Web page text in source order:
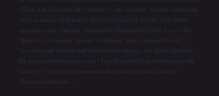
“Türk Edebiyatında İlk Mistikler” adlı eseridir. Tarihte bilinen ilk
Türk mutasavvıfı kimdir? Tarihte bilinen ilk büyük Türk Sufisi
unvanını taşır. Tam adı: Ahmed bin İbrahim bin İlyas Yesevi’dir.
“Hazret-i Türkistan” olarak da bilinen “Hace Ahmed Yesevi”,
Yesevizm adı verilen Sufi hareketinin mimarı, bir İslam alimidir.
İlk mutasavvıflar kimin eseri? Fuat KöprülüTürk edebiyatının ilk
sufileri / Yazar Edebiyatımızda ilk mutasavvıf şair kimdir?
Tasavvuf edebiyatı,…